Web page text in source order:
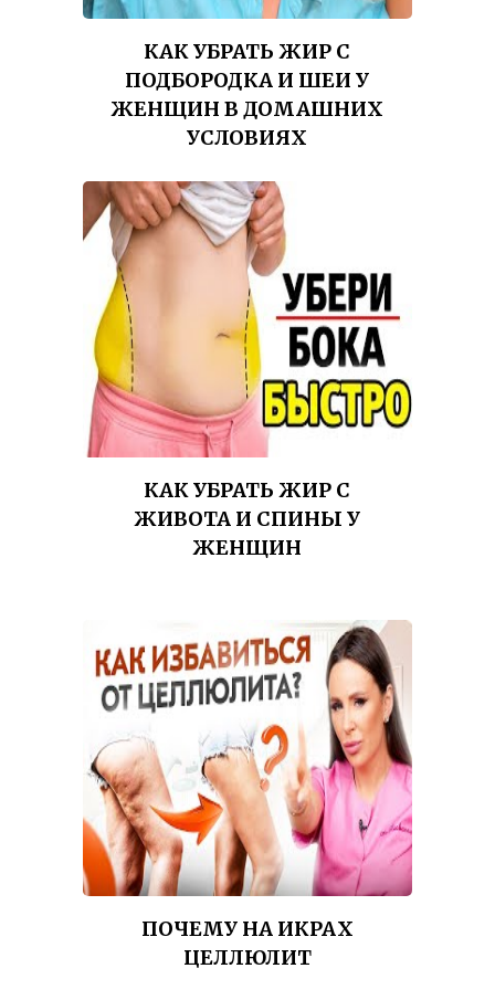
КАК УБРАТЬ ЖИР С
ПОДБОРОДКА И ШЕИ У
ЖЕНЩИН В ДОМАШНИХ
УСЛОВИЯХ
КАК УБРАТЬ ЖИР С
ЖИВОТА И СПИНЫ У
ЖЕНЩИН
ПОЧЕМУ НА ИКРАХ
ЦЕЛЛЮЛИТ